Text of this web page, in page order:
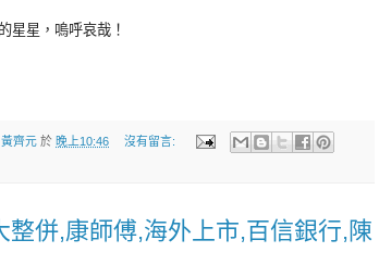
星星，嗚呼哀哉！
齊元 於 晚上10:46 沒有留言:
併,康師傅,海外上市,百信銀行,陳